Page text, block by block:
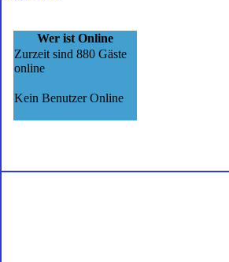
Wer ist Online
Zurzeit sind 880 Gäste
online
Kein Benutzer Online